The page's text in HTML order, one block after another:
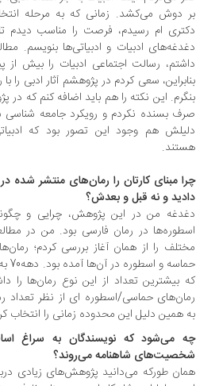
دوش می‌کشد. زمانی که به مرحله انتخاب
ام رسیدم، فرصت را مناسب دیدم تا در
ادبیات و ادبیاتی‌ها بنویسم. مطالعاتی
رسالت اجتماعی ادبیات را بیش از پیش
سعی کردم در پژوهشم آثار ادبی را با
این نکته را هم باید اضافه کنم که در
بسنده نکردم و رویکرد جامعه شناسی سیاسی
هم وجود این تصور بود که ادبیاتی‌ها
و نه قبل و بعدش؟
من در این پژوهش، چرایی و چگونگی
در رمان فارسی بود. من در مطالعاتم
را از همان آغاز بررسی کردم؛ رمان‌هایی
حماسه و اسطوره در
بیشترین تعداد از این نوع رمان‌ها را داشتیم.
حماسی/اسطوره ای از نظر تعداد
همین دلیل این محدوده زمانی را انتخاب کردم.
می‌شود که نویسندگان به سراغ
شاهنامه می‌روند؟
طورکه می‌دانید پژوهش‌های زیادی درباره